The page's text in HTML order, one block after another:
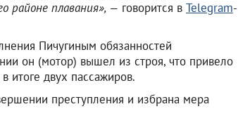
районе плавания», — говорится в Telegram-
Пичугиным обязанностей
он (мотор) вышел из строя, что привело
итоге двух пассажиров.
преступления и избрана мера